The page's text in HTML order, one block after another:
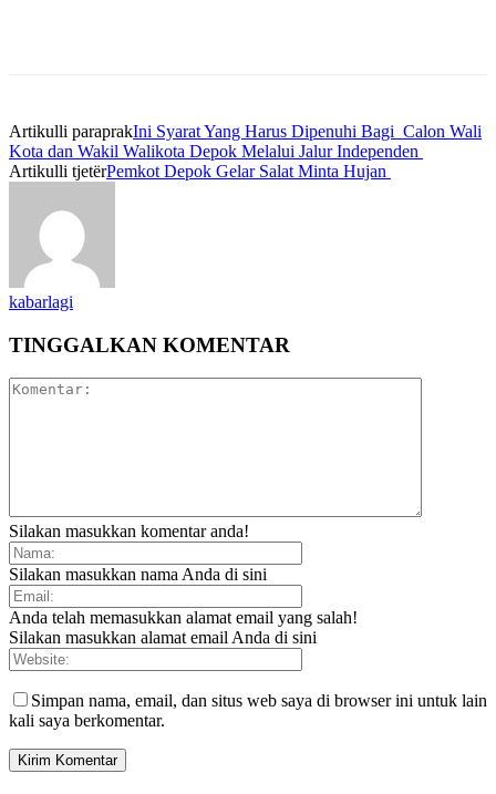
Artikulli paraprakIni Syarat Yang Harus Dipenuhi Bagi Calon Wali
Kota dan Wakil Walikota Depok Melalui Jalur Independen
Artikulli tjetërPemkot Depok Gelar Salat Minta Hujan
kabarlagi
TINGGALKAN KOMENTAR
Silakan masukkan komentar anda!
Silakan masukkan nama Anda di sini
Anda telah memasukkan alamat email yang salah!
Silakan masukkan alamat email Anda di sini
Simpan nama, email, dan situs web saya di browser ini untuk lain
kali saya berkomentar.